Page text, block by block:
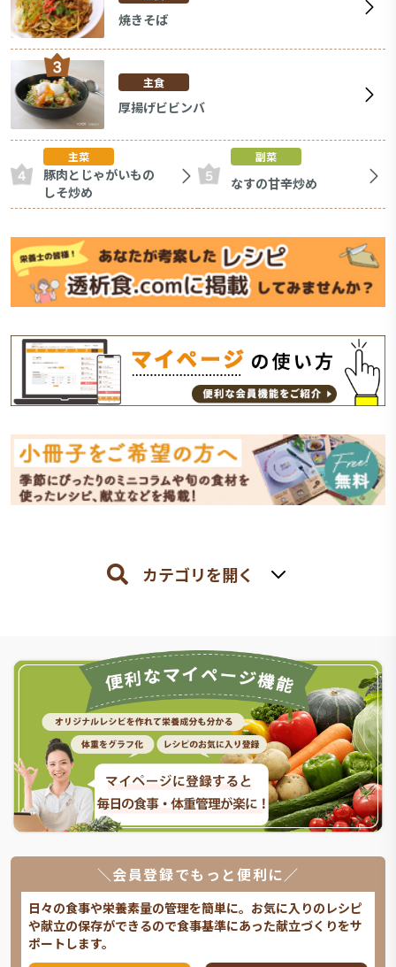
焼きそば
主食
厚揚げビビンバ
主菜
豚肉とじゃがいもの
しそ炒め
副菜
なすの甘辛炒め
カテゴリを開く
＼会員登録でもっと便利に／
日々の食事や栄養素量の管理を簡単に。お気に入りのレシピ
や献立の保存ができるので食事基準にあった献立づくりをサ
ポートします。